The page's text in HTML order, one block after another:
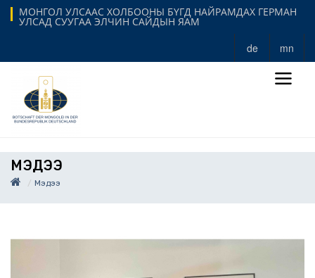
МОНГОЛ УЛСААС ХОЛБООНЫ БҮГД НАЙРАМДАХ ГЕРМАН
УЛСАД СУУГАА ЭЛЧИН САЙДЫН ЯАМ
de mn
МЭДЭЭ
Мэдээ